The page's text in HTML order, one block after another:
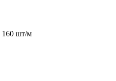
160 шт/м